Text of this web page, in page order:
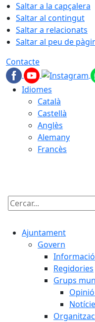
Saltar a la capçalera
Saltar al contingut
Saltar a relacionats
Saltar al peu de
Contacte
Idiomes
Català
Castellà
Anglès
Alemany
Francès
Cercar:
Ajuntament
Govern
Regidories
Grups